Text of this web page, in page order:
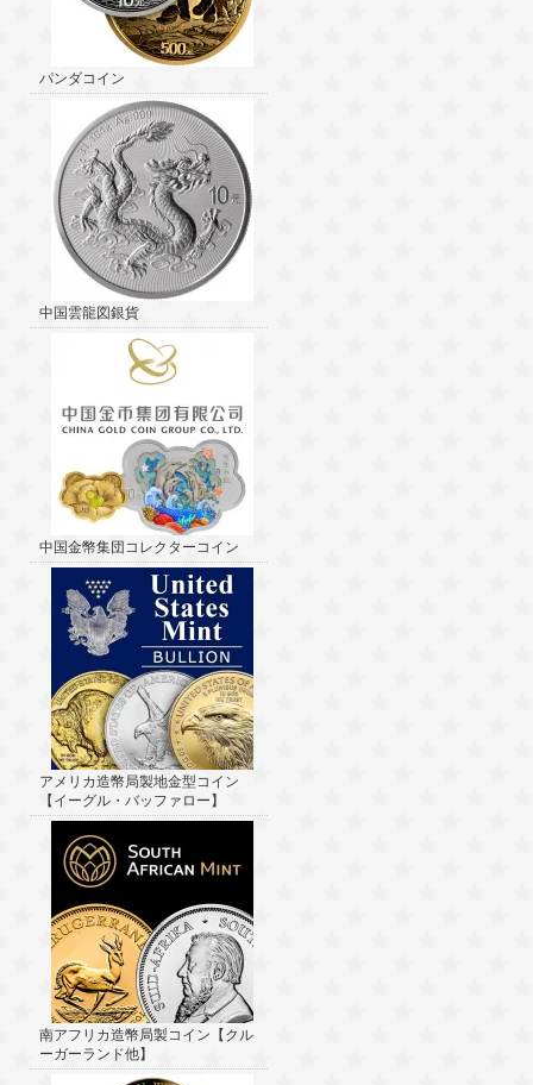
パンダコイン
中国雲龍図銀貨
中国金幣集団コレクターコイン
アメリカ造幣局製地金型コイン
【イーグル・バッファロー】
南アフリカ造幣局製コイン【クル
ーガーランド他】